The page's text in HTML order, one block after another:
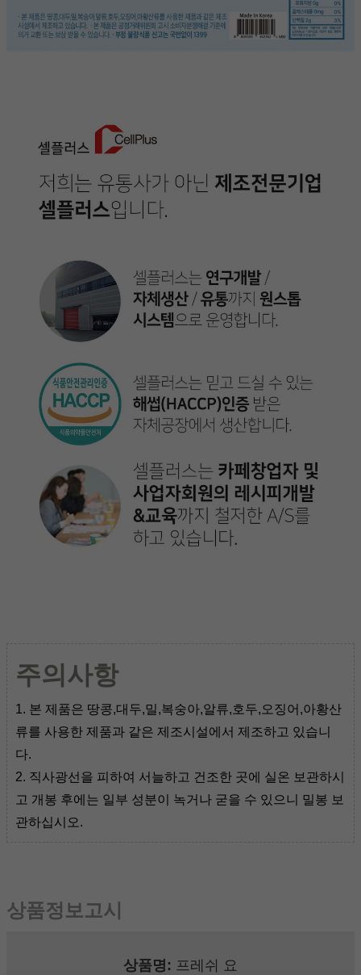
주의사항
1. 본 제품은 땅콩,대두,밀,복숭아,알류,호두,오징어,아황산
류를 사용한 제품과 같은 제조시설에서 제조하고 있습니
다.
2. 직사광선을 피하여 서늘하고 건조한 곳에 실온 보관하시
고 개봉 후에는 일부 성분이 녹거나 굳을 수 있으니 밀봉 보
관하십시오.
상품정보고시
상품명: 프레쉬 요